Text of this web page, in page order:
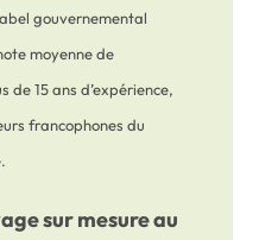
gouvernemental
moyenne de
15 ans d’expérience,
francophones du
sur mesure au